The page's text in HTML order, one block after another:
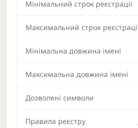
Мінімальний строк реєстрації
Максимальний строк
Мінімальна довжина імені
Максимальна довжина імені
Дозволені символи
Правила реєстру